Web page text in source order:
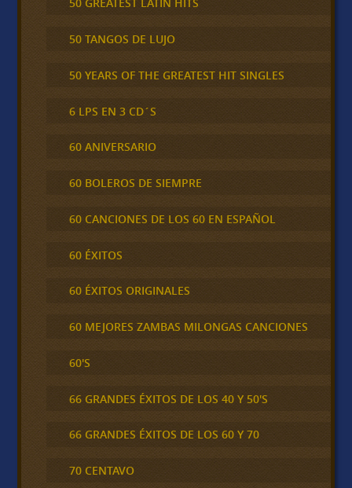
50 TANGOS DE LUJO
50 YEARS OF THE GREATEST HIT SINGLES
6 LPS EN 3 CD´S
60 ANIVERSARIO
60 BOLEROS DE SIEMPRE
60 CANCIONES DE LOS 60 EN ESPAÑOL
60 ÉXITOS
60 ÉXITOS ORIGINALES
60 MEJORES ZAMBAS MILONGAS CANCIONES
60'S
66 GRANDES ÉXITOS DE LOS 40 Y 50'S
66 GRANDES ÉXITOS DE LOS 60 Y 70
70 CENTAVO